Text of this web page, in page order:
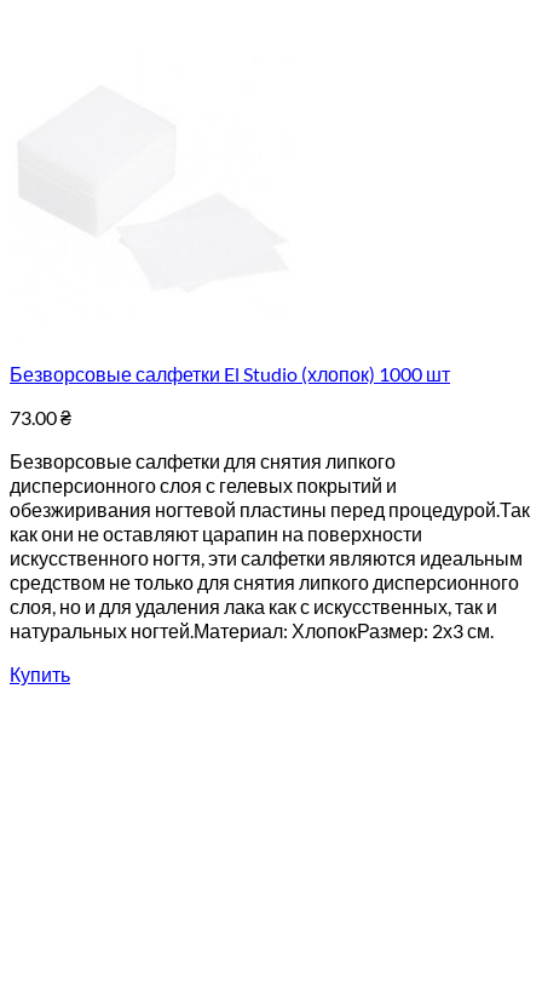
Безворсовые салфетки El Studio (хлопок) 1000 шт
73.00₴
Безворсовые салфетки для снятия липкого
дисперсионного слоя с гелевых покрытий и
обезжиривания ногтевой пластины перед процедурой.Так
как они не оставляют царапин на поверхности
искусственного ногтя, эти салфетки являются идеальным
средством не только для снятия липкого дисперсионного
слоя, но и для удаления лака как с искусственных, так и
натуральных ногтей.Материал: ХлопокРазмер: 2х3 см.
Купить